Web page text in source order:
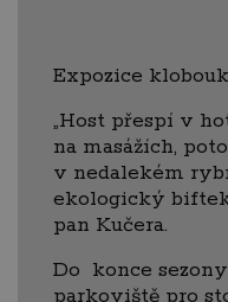
Expozice
„Host přespí v
na masážích,
v nedalekém
ekologický
pan Kučera.
Do konce
parkoviště pro